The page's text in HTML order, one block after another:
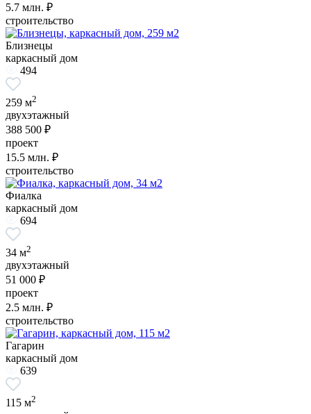
5.7 млн. ₽
строительство
Близнецы
каркасный дом
494
259 м2
двухэтажный
388 500 ₽
проект
15.5 млн. ₽
строительство
Фиалка
каркасный дом
694
34 м2
двухэтажный
51 000 ₽
проект
2.5 млн. ₽
строительство
Гагарин
каркасный дом
639
115 м2